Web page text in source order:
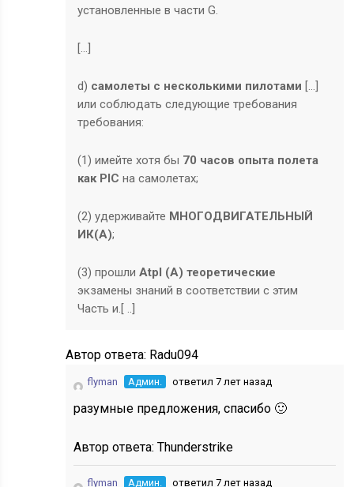
установленные в части G.
[…]
d) самолеты с несколькими пилотами […]
или соблюдать следующие требования
требования:
(1) имейте хотя бы 70 часов опыта полета
как PIC на самолетах;
(2) удерживайте МНОГОДВИГАТЕЛЬНЫЙ
ИК(A);
(3) прошлиAtpl (A) теоретические
экзамены знаний в соответствии с этим
Часть и.[ ..]
Автор ответа: Radu094
flyman Админ. ответил 7 лет назад
разумные предложения, спасибо 🙂
Автор ответа:Thunderstrike
flyman Админ. ответил 7 лет назад